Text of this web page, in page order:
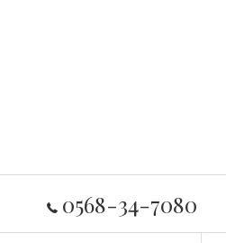
0568-34-7080